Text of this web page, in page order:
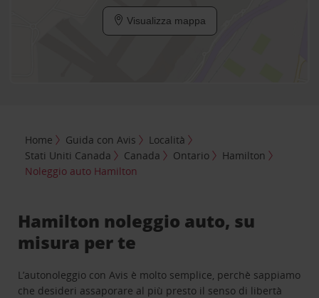
Visualizza mappa
Home Guida con Avis
Località
Stati Uniti Canada
Canada Ontario
Hamilton
Noleggio auto Hamilton
Hamilton noleggio auto, su
misura per te
L’autonoleggio con Avis è molto semplice, perchè sappiamo
che desideri assaporare al più presto il senso di libertà